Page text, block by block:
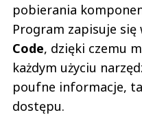
pobierania
Program zapisuje się
Code, dzięki czemu
każdym użyciu
poufne informacje,
dostępu.